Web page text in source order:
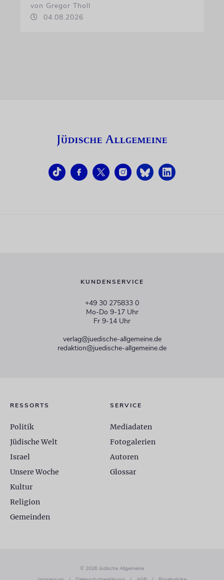
von Gregor Tholl
04.08.2026
KUNDENSERVICE
+49 30 275833 0
Mo-Do 9-17 Uhr
Fr 9-14 Uhr
verlag@juedische-allgemeine.de
redaktion@juedische-allgemeine.de
RESSORTS
Politik
Jüdische Welt
Israel
Unsere Woche
Kultur
Religion
Gemeinden
SERVICE
Mediadaten
Fotogalerien
Autoren
Glossar
© 2026 Jüdische Allgemeine